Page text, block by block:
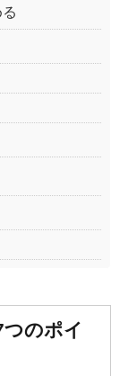
のポイ